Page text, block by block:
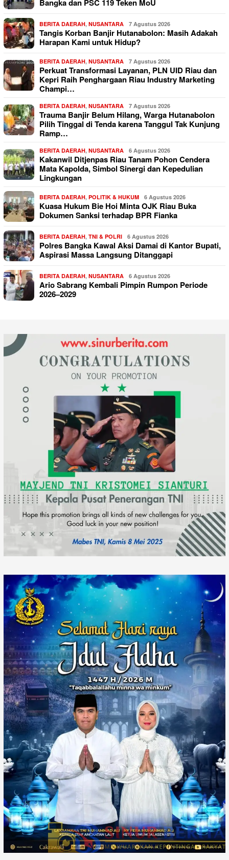
Bangka dan PSC 119 Teken MoU
BERITA DAERAH, NUSANTARA 7 Agustus 2026
Tangis Korban Banjir Hutanabolon: Masih Adakah
Harapan Kami untuk Hidup?
BERITA DAERAH, NUSANTARA 7 Agustus 2026
Perkuat Transformasi Layanan, PLN UID Riau dan
Kepri Raih Penghargaan Riau Industry Marketing
Champi…
BERITA DAERAH, NUSANTARA 7 Agustus 2026
Trauma Banjir Belum Hilang, Warga Hutanabolon
Pilih Tinggal di Tenda karena Tanggul Tak Kunjung
Ramp…
BERITA DAERAH, NUSANTARA 6 Agustus 2026
Kakanwil Ditjenpas Riau Tanam Pohon Cendera
Mata Kapolda, Simbol Sinergi dan Kepedulian
Lingkungan
BERITA DAERAH, POLITIK & HUKUM 6 Agustus 2026
Kuasa Hukum Bie Hoi Minta OJK Riau Buka
Dokumen Sanksi terhadap BPR Fianka
BERITA DAERAH, TNI & POLRI 6 Agustus 2026
Polres Bangka Kawal Aksi Damai di Kantor Bupati,
Aspirasi Massa Langsung Ditanggapi
BERITA DAERAH, NUSANTARA 6 Agustus 2026
Ario Sabrang Kembali Pimpin Rumpon Periode
2026–2029